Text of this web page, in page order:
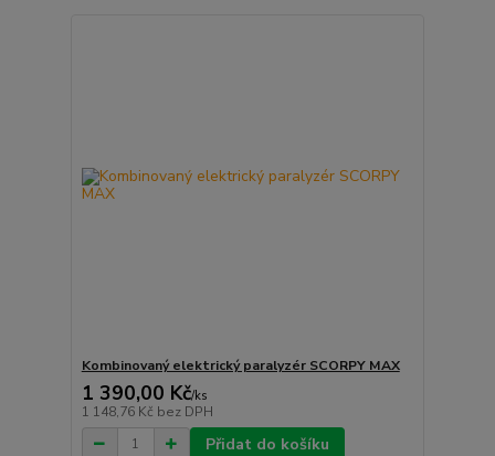
Kombinovaný elektrický paralyzér SCORPY MAX
1 390,00 Kč/ks
1 148,76 Kč bez DPH
Přidat do košíku